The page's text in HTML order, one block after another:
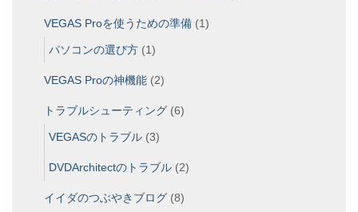
VEGAS Proを使うための準備 (1)
パソコンの選び方 (1)
VEGAS Proの神機能 (2)
トラブルシューティング (6)
VEGASのトラブル (3)
DVDArchitectのトラブル (2)
イイダのつぶやきブログ (8)